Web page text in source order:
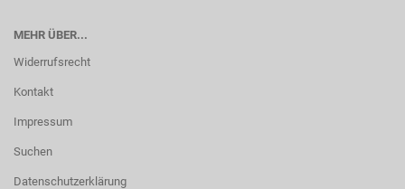
MEHR ÜBER...
Widerrufsrecht
Kontakt
Impressum
Suchen
Datenschutzerklärung